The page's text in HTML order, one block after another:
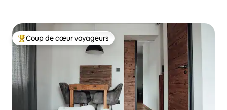
Coups de cœur voyageurs les plus appréciés
Coup de cœur voyageurs